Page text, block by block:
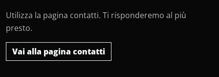
Utilizza la pagina contatti. Ti risponderemo al più
presto.
Vai alla pagina contatti